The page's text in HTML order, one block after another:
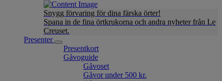
Snygg förvaring för dina färska örter!
Spana in de fina örtkrukorna och andra nyheter från Le
Creuset.
Presenter
Presentkort
Gåvoguide
Gåvoset
Gåvor under 500 kr.